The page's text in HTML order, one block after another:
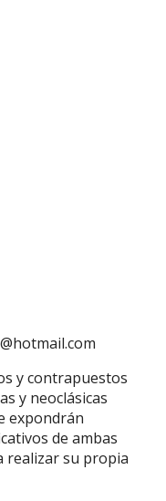
y contrapuestos
y neoclásicas
expondrán
de ambas
realizar su propia